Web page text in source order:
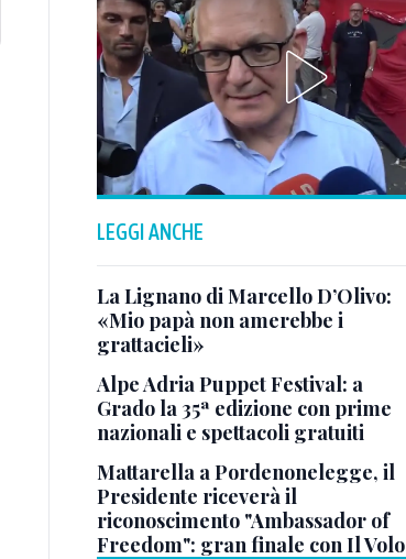
LEGGI ANCHE
La Lignano di Marcello D’Olivo:
«Mio papà non amerebbe i
grattacieli»
Alpe Adria Puppet Festival: a
Grado la 35ª edizione con prime
nazionali e spettacoli gratuiti
Mattarella a Pordenonelegge, il
Presidente riceverà il
riconoscimento "Ambassador of
Freedom": gran finale con Il Volo